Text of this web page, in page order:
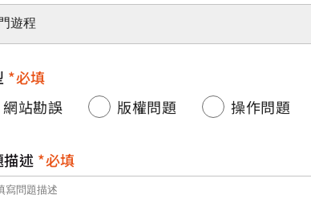
必填
網站勘誤
版權問題 操作問題
描述 必填